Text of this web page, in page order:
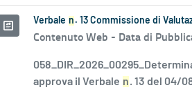
Verbale n . 13 Commissione di
Contenuto Web - Data di
approva il Verbale n. 13 del 04/